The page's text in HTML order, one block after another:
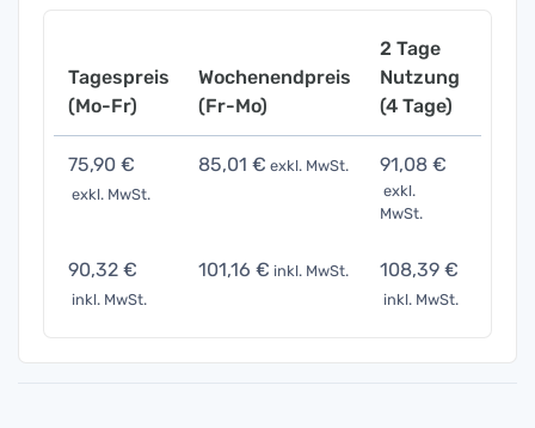
Tagespreis
(Mo-Fr)
Wochenendpreis
(Fr-Mo)
2 Tage
Nutzung
(4 Tage)
75,90 €
exkl. MwSt.
85,01 € exkl. MwSt. 91,08 €
exkl.
MwSt.
90,32 €
inkl. MwSt.
101,16 € inkl. MwSt. 108,39 €
inkl. MwSt.